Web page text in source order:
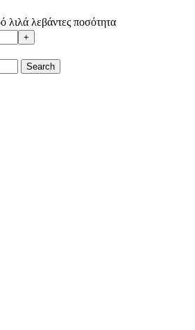
λιλά λεβάντες ποσότητα
Search